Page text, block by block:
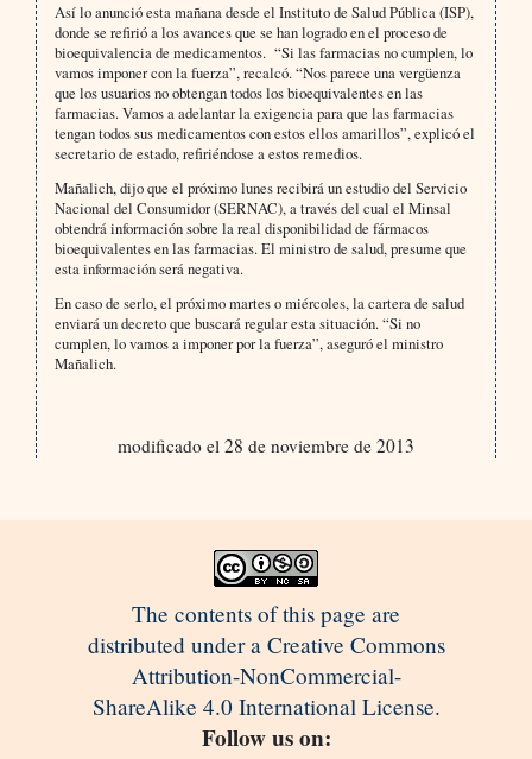
Así lo anunció esta mañana desde el Instituto de Salud Pública (ISP),
donde se refirió a los avances que se han logrado en el proceso de
bioequivalencia de medicamentos. “Si las farmacias no cumplen, lo
vamos imponer con la fuerza”, recalcó. “Nos parece una vergüenza
que los usuarios no obtengan todos los bioequivalentes en las
farmacias. Vamos a adelantar la exigencia para que las farmacias
tengan todos sus medicamentos con estos ellos amarillos”, explicó el
secretario de estado, refiriéndose a estos remedios.
Mañalich, dijo que el próximo lunes recibirá un estudio del Servicio
Nacional del Consumidor (SERNAC), a través del cual el Minsal
obtendrá información sobre la real disponibilidad de fármacos
bioequivalentes en las farmacias. El ministro de salud, presume que
esta información será negativa.
En caso de serlo, el próximo martes o miércoles, la cartera de salud
enviará un decreto que buscará regular esta situación. “Si no
cumplen, lo vamos a imponer por la fuerza”, aseguró el ministro
Mañalich.
modificado el 28 de noviembre de 2013
The contents of this page are
distributed under a Creative Commons
Attribution-NonCommercial-
ShareAlike 4.0 International License.
Follow us on: